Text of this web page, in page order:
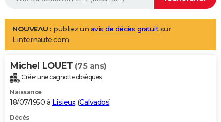
Aménagement intérieur
LIFESTYLE
Art de vivre
Bien-être
Loisirs
Mode
Modes de vie
Alimentation
Guide de la santé
Maladies
Médicaments
Sommeil
VOYAGE
Destinations
City break
Voyage nature
Voyage de noces
Forum
Climat
+PHOTO
GUIDES D'ACHAT
NOUVEAU : publiez un avis de décès gratuitsur
Linternaute.com
Michel LOUET (75 ans)
Créer une cagnotte obsèques
Naissance
18/07/1950 à Lisieux(Calvados)
Décès